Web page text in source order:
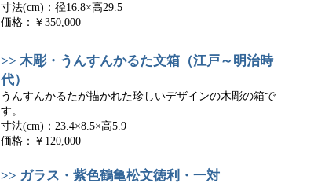
寸法(cm)：径16.8×高29.5
価格：￥350,000
>> 木彫・うんすんかるた文箱（江戸～明治時
代）
うんすんかるたが描かれた珍しいデザインの木彫の箱で
す。
寸法(cm)：23.4×8.5×高5.9
価格：￥120,000
>> ガラス・紫色鶴亀松文徳利・一対